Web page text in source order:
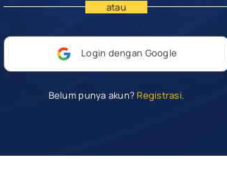
atau
Login dengan Google
Belum punya akun? Registrasi.